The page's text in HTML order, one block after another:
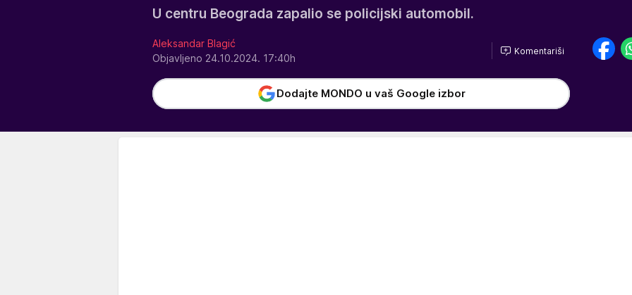
U centru Beograda zapalio se policijski automobil.
Aleksandar Blagić
Objavljeno 24.10.2024. 17:40h
Komentariši
Dodajte MONDO u vaš Google izbor